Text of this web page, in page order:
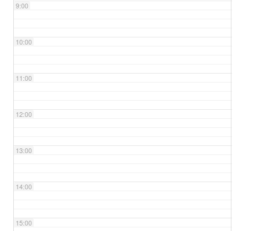
9:00
10:00
11:00
12:00
13:00
14:00
15:00